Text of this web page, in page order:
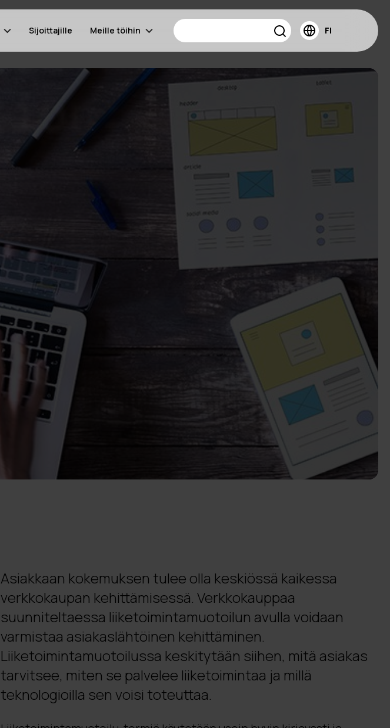
Sijoittajille Meille töihin FI
Asiakkaan kokemuksen tulee olla keskiössä kaikessa
verkkokaupan kehittämisessä. Verkkokauppaa
suunniteltaessa liiketoimintamuotoilun avulla voidaan
varmistaa asiakaslähtöinen kehittäminen.
Liiketoimintamuotoilussa keskitytään siihen, mitä asiakas
tarvitsee, miten se palvelee liiketoimintaa ja millä
teknologioilla sen voisi toteuttaa.